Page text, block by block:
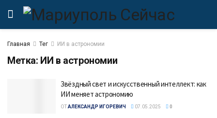
Главная Тег ИИ в астрономии
Метка: ИИ в астрономии
Звёздный свет и искусственный интеллект: как
ИИ меняет астрономию
ОТАЛЕКСАНДР ИГОРЕВИЧ 07.05.2025 0